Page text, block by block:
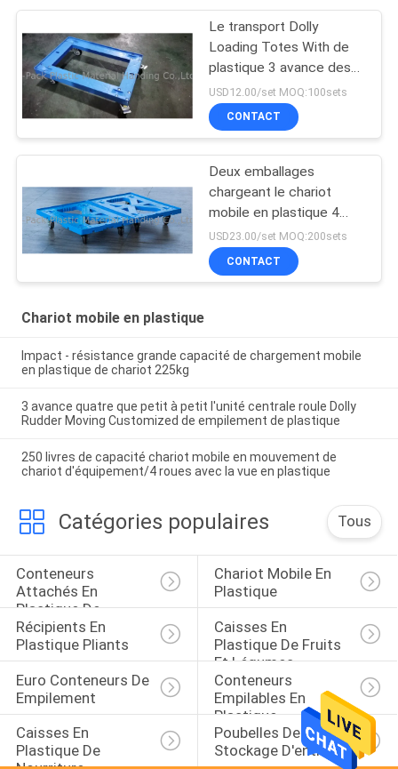
Le transport Dolly
Loading Totes With de
plastique 3 avance des
roulettes petit à petit de
frein d'unité centrale
USD12.00/set MOQ:100sets
CONTACT
Deux emballages
chargeant le chariot
mobile en plastique 4
pouces de roulettes
d'unité centrale
fonctionnent davantage
USD23.00/set MOQ:200sets
CONTACT
Chariot mobile en plastique
Impact - résistance grande capacité de chargement mobile
en plastique de chariot 225kg
3 avance quatre que petit à petit l'unité centrale roule Dolly
Rudder Moving Customized de empilement de plastique
250 livres de capacité chariot mobile en mouvement de
chariot d'équipement/4 roues avec la vue en plastique
Catégories populaires Tous
Conteneurs
Attachés En
Plastique De
Couvercle
Chariot Mobile En
Plastique
Récipients En
Plastique Pliants
Caisses En
Plastique De Fruits
Et Légumes
Euro Conteneurs De
Empilement
Conteneurs
Empilables En
Plastique
Caisses En
Plastique De
Poubelles De
Stockage D'entrepôt